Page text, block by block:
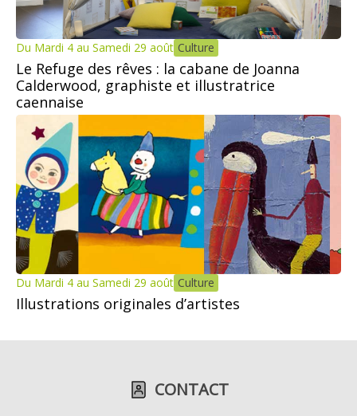
Du Mardi 4 au Samedi 29 août Culture
Le Refuge des rêves : la cabane de Joanna
Calderwood, graphiste et illustratrice
caennaise
Du Mardi 4 au Samedi 29 août Culture
Illustrations originales d’artistes
CONTACT